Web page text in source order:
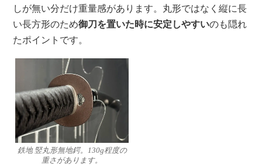
しが無い分だけ重量感があります。丸形ではなく縦に長
い長方形のため御刀を置いた時に安定しやすいのも隠れ
たポイントです。
鉄地 竪丸形無地鍔。130g程度の
重さがあります。